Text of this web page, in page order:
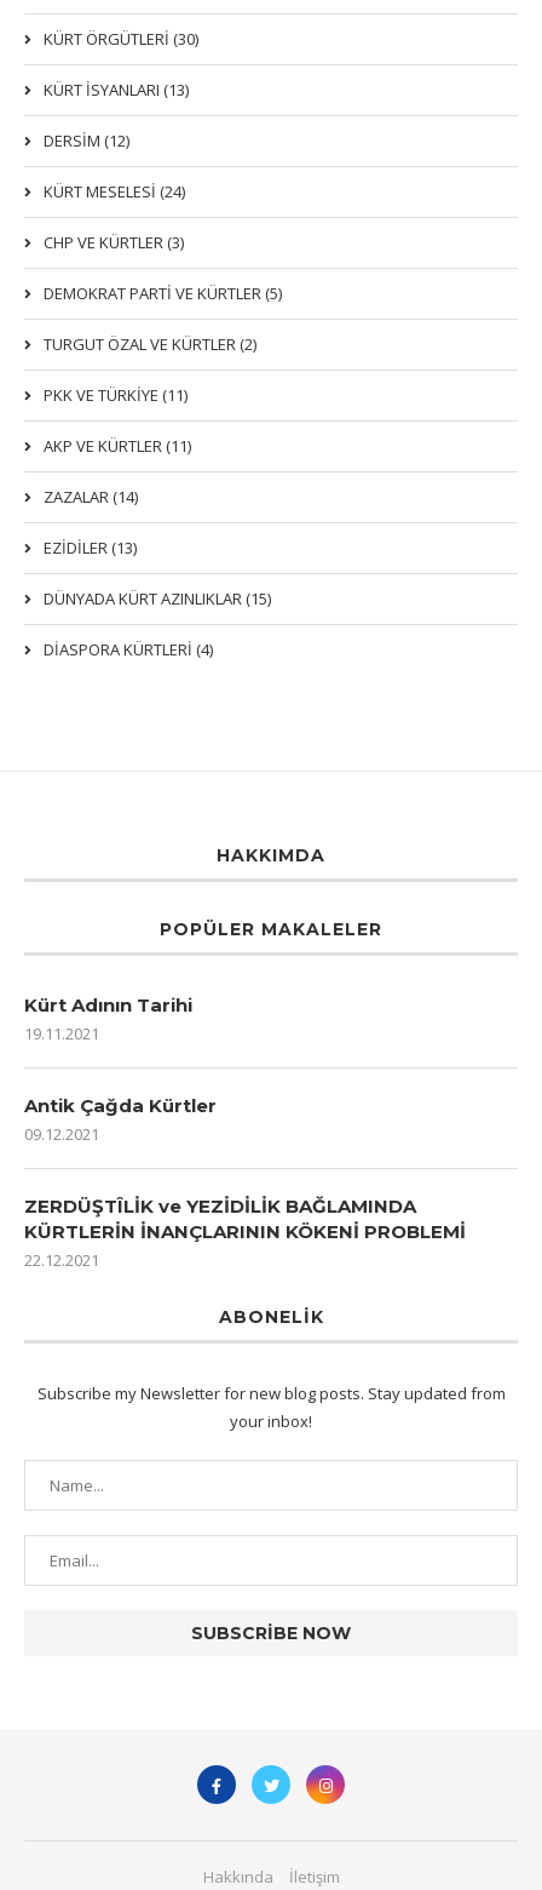
KÜRT ÖRGÜTLERİ (30)
KÜRT İSYANLARI (13)
DERSIM (12)
KÜRT MESELESİ (24)
CHP VE KÜRTLER (3)
DEMOKRAT PARTI VE KÜRTLER (5)
TURGUT ÖZAL VE KÜRTLER (2)
PKK VE TÜRKIYE (11)
AKP VE KÜRTLER (11)
ZAZALAR (14)
EZIDILER (13)
DÜNYADA KÜRT AZINLIKLAR (15)
DİASPORA KÜRTLERİ (4)
HAKKIMDA
POPÜLER MAKALELER
Kürt Adının Tarihi
19.11.2021
Antik Çağda Kürtler
09.12.2021
ZERDÜŞTÎLİK ve YEZİDİLİK BAĞLAMINDA
KÜRTLERİN İNANÇLARININ KÖKENİ PROBLEMİ
22.12.2021
ABONELIK
Subscribe my Newsletter for new blog posts. Stay updated from
your inbox!
Hakkında İletişim